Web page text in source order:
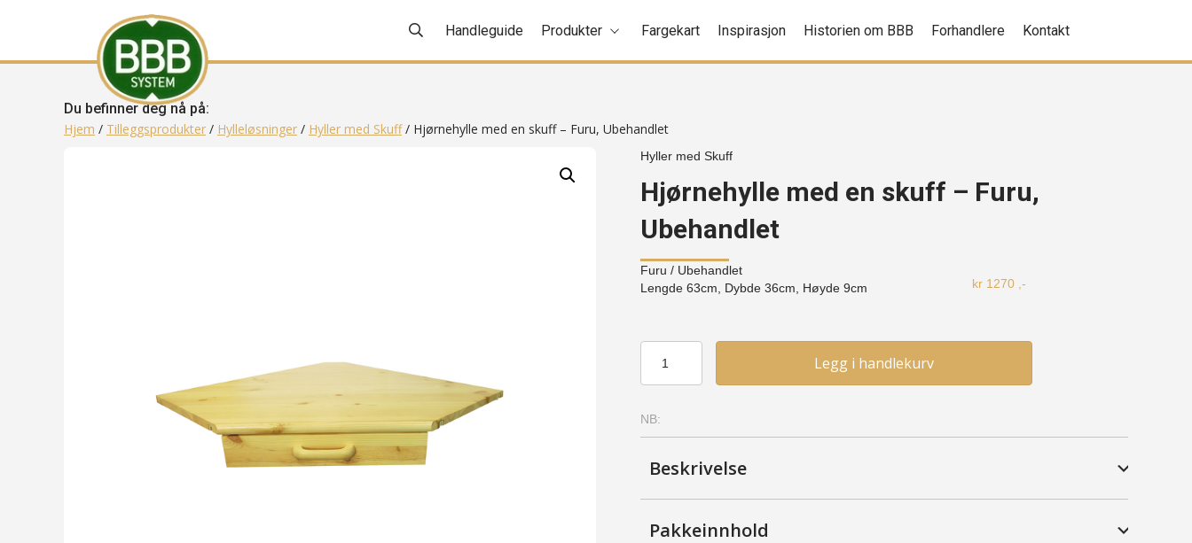
Handleguide Produkter Fargekart Inspirasjon Historien om BBB Forhandlere Kontakt
Du befinner deg nå på:
Hjem / Tilleggsprodukter / Hylleløsninger / Hyller med Skuff/ Hjørnehylle med en skuff – Furu, Ubehandlet
Hyller med Skuff
Hjørnehylle med en skuff – Furu,
Ubehandlet
Furu / Ubehandlet
Lengde 63cm, Dybde 36cm, Høyde 9cm kr1270 ,-
med
en
-
Furu,
antall
Legg i handlekurv
NB:
Beskrivelse
Pakkeinnhold